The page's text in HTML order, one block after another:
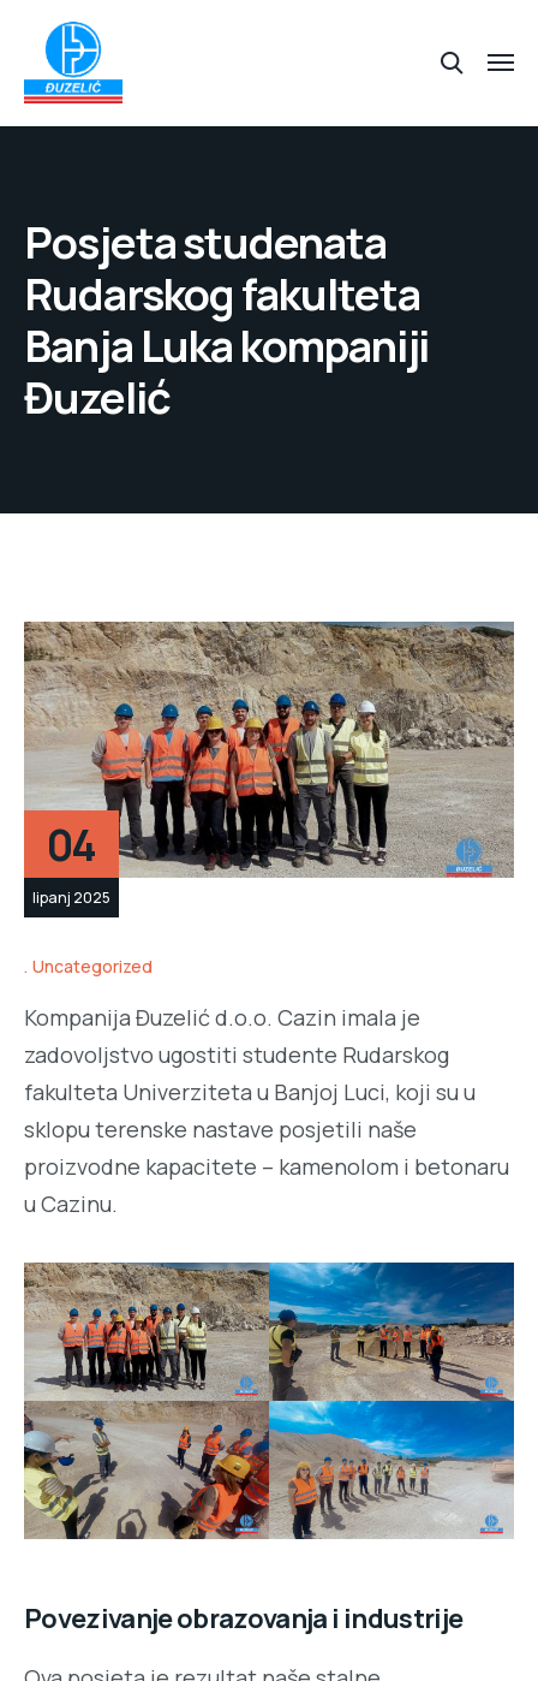
Posjeta studenata
Rudarskog fakulteta
Banja Luka kompaniji
Đuzelić
04
lipanj 2025
Uncategorized
Kompanija Đuzelić d.o.o. Cazin imala je
zadovoljstvo ugostiti studente Rudarskog
fakulteta Univerziteta u Banjoj Luci, koji su u
sklopu terenske nastave posjetili naše
proizvodne kapacitete – kamenolom i betonaru
u Cazinu.
Povezivanje obrazovanja i industrije